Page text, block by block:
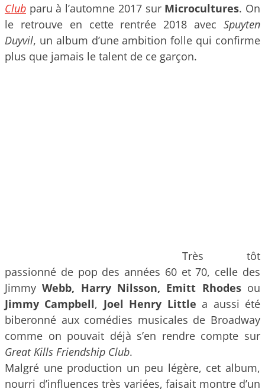
Club paru à l’automne 2017 sur Microcultures. On
le retrouve en cette rentrée 2018 avec Spuyten
Duyvil, un album d’une ambition folle qui confirme
plus que jamais le talent de ce garçon.
Très tôt
passionné de pop des années 60 et 70, celle des
JimmyWebb, Harry Nilsson, Emitt Rhodesou
Jimmy Campbell, Joel Henry Little a aussi été
biberonné aux comédies musicales de Broadway
comme on pouvait déjà s’en rendre compte sur
Great Kills Friendship Club.
Malgré une production un peu légère, cet album,
nourri d’influences très variées, faisait montre d’un